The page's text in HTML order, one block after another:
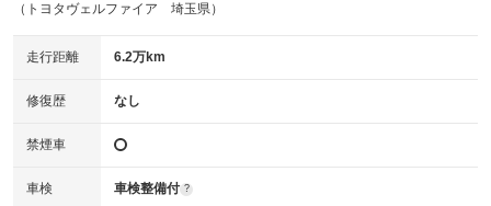
（トヨタヴェルファイア 埼玉県）
走行距離 6.2万km
修復歴 なし
禁煙車
車検 車検整備付 ?